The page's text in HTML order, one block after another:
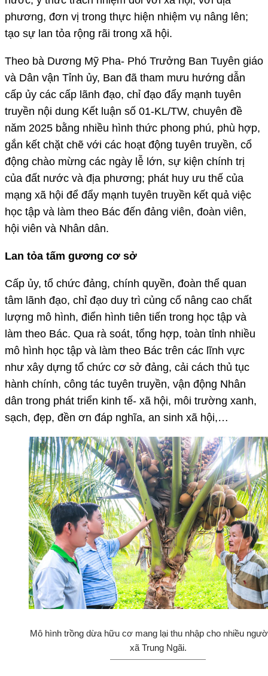
phương, đơn vị trong thực hiện nhiệm vụ nâng lên;
tạo sự lan tỏa rộng rãi trong xã hội.
Theo bà Dương Mỹ Pha- Phó Trưởng Ban Tuyên giáo
và Dân vận Tỉnh ủy, Ban đã tham mưu hướng dẫn
cấp ủy các cấp lãnh đạo, chỉ đạo đẩy mạnh tuyên
truyền nội dung Kết luận số 01-KL/TW, chuyên đề
năm 2025 bằng nhiều hình thức phong phú, phù hợp,
gắn kết chặt chẽ với các hoạt động tuyên truyền, cổ
động chào mừng các ngày lễ lớn, sự kiện chính trị
của đất nước và địa phương; phát huy ưu thế của
mạng xã hội để đẩy mạnh tuyên truyền kết quả việc
học tập và làm theo Bác đến đảng viên, đoàn viên,
hội viên và Nhân dân.
Lan tỏa tấm gương cơ sở
Cấp ủy, tổ chức đảng, chính quyền, đoàn thể quan
tâm lãnh đạo, chỉ đạo duy trì củng cố nâng cao chất
lượng mô hình, điển hình tiên tiến trong học tập và
làm theo Bác. Qua rà soát, tổng hợp, toàn tỉnh nhiều
mô hình học tập và làm theo Bác trên các lĩnh vực
như xây dựng tổ chức cơ sở đảng, cải cách thủ tục
hành chính, công tác tuyên truyền, vận động Nhân
dân trong phát triển kinh tế- xã hội, môi trường xanh,
sạch, đẹp, đền ơn đáp nghĩa, an sinh xã hội,…
Mô hình trồng dừa hữu cơ mang lại thu nhập cho nhiều
xã Trung Ngãi.